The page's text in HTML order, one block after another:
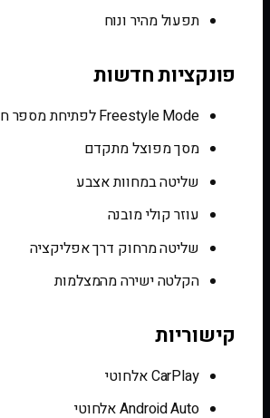
תפעול מהיר ונוח
פונקציות חדשות
Freestyle Mode לפתיחת מספר חלונות
מסך מפוצל מתקדם
שליטה במחוות אצבע
עוזר קולי מובנה
שליטה מרחוק דרך אפליקציה
הקלטה ישירה מהמצלמות
קישוריות
CarPlay אלחוטי
Android Auto אלחוטי